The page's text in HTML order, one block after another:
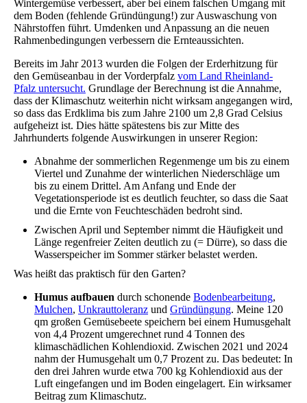
Wintergemüse verbessert, aber bei einem falschen Umgang mit
dem Boden (fehlende Gründüngung!) zur Auswaschung von
Nährstoffen führt. Umdenken und Anpassung an die neuen
Rahmenbedingungen verbessern die Ernteaussichten.
Bereits im Jahr 2013 wurden die Folgen der Erderhitzung für
den Gemüseanbau in der Vorderpfalz vom Land Rheinland-
Pfalz untersucht. Grundlage der Berechnung ist die Annahme,
dass der Klimaschutz weiterhin nicht wirksam angegangen wird,
so dass das Erdklima bis zum Jahre 2100 um 2,8 Grad Celsius
aufgeheizt ist. Dies hätte spätestens bis zur Mitte des
Jahrhunderts folgende Auswirkungen in unserer Region:
Abnahme der sommerlichen Regenmenge um bis zu einem
Viertel und Zunahme der winterlichen Niederschläge um
bis zu einem Drittel. Am Anfang und Ende der
Vegetationsperiode ist es deutlich feuchter, so dass die Saat
und die Ernte von Feuchteschäden bedroht sind.
Zwischen April und September nimmt die Häufigkeit und
Länge regenfreier Zeiten deutlich zu (= Dürre), so dass die
Wasserspeicher im Sommer stärker belastet werden.
Was heißt das praktisch für den Garten?
Humus aufbauen durch schonende Bodenbearbeitung,
Mulchen, Unkrauttoleranz und Gründüngung. Meine 120
qm großen Gemüsebeete speichern bei einem Humusgehalt
von 4,4 Prozent umgerechnet rund 4 Tonnen des
klimaschädlichen Kohlendioxid. Zwischen 2021 und 2024
nahm der Humusgehalt um 0,7 Prozent zu. Das bedeutet: In
den drei Jahren wurde etwa 700 kg Kohlendioxid aus der
Luft eingefangen und im Boden eingelagert. Ein wirksamer
Beitrag zum Klimaschutz.